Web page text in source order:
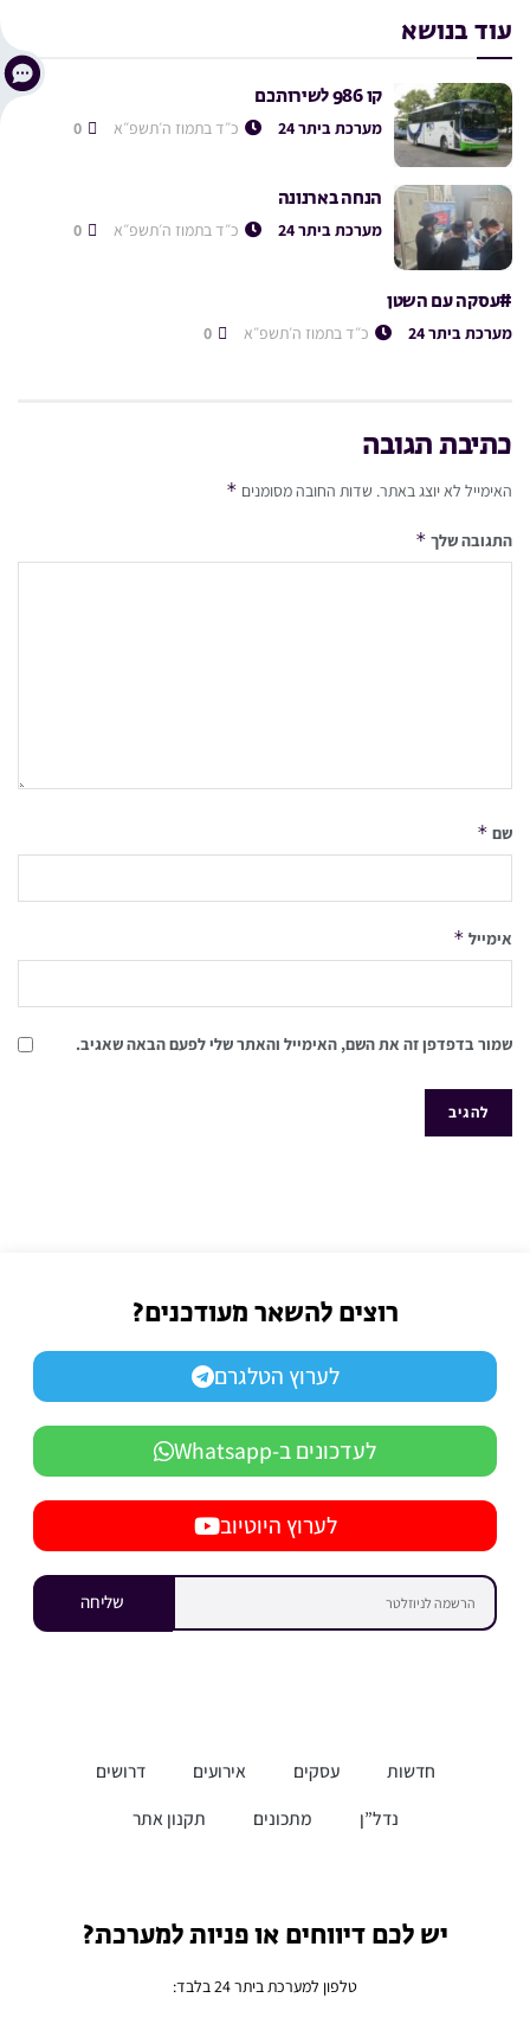
עוד בנושא
קו 986 לשירותכם
מערכת ביתר 24 כ״ד בתמוז ה׳תשפ״א
הנחה בארנונה
מערכת ביתר 24 כ״ד בתמוז ה׳תשפ״א
#עסקה עם השטן
מערכת ביתר 24 כ״ד בתמוז ה׳תשפ״א
כתיבת תגובה
האימייל לא יוצג באתר. שדות החובה מסומנים *
התגובה שלך *
שם *
אימייל *
שמור בדפדפן זה את השם, האימייל והאתר שלי לפעם הבאה שאגיב.
רוצים להשאר מעודכנים?
לערוץ הטלגרם
לעדכונים ב-Whatsapp
לערוץ היוטיוב
שליחה
חדשות עסקים אירועים
דרושים
נדל”ן
מתכונים תקנון אתר
יש לכם דיווחים או פניות למערכת?
טלפון למערכת ביתר 24 בלבד: